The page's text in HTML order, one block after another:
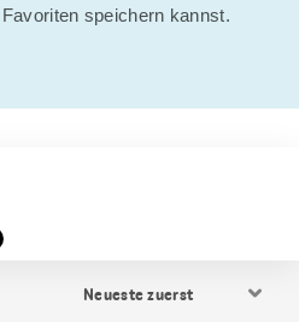
speichern kannst.
Sortierung